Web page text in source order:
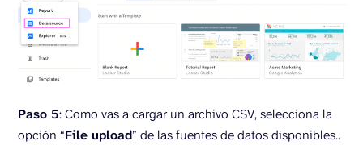
Paso 5: Como vas a cargar un archivo CSV, selecciona la
opción “File upload” de las fuentes de datos disponibles..